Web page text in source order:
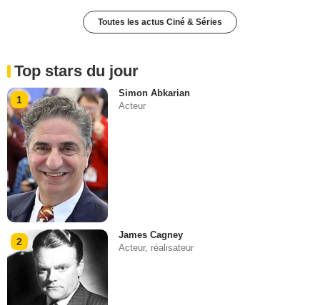
Toutes les actus Ciné & Séries
Top stars du jour
1
Simon Abkarian
Acteur
2
James Cagney
Acteur, réalisateur